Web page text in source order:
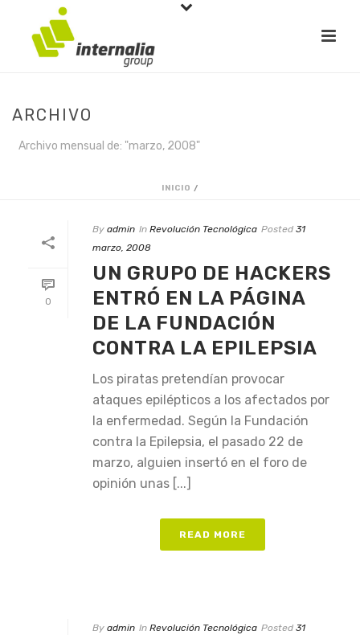
ARCHIVO
Archivo mensual de: "marzo, 2008"
INICIO /
0
By admin In Revolución Tecnológica Posted 31
marzo, 2008
UN GRUPO DE HACKERS
ENTRÓ EN LA PÁGINA
DE LA FUNDACIÓN
CONTRA LA EPILEPSIA
Los piratas pretendían provocar
ataques epilépticos a los afectados por
la enfermedad. Según la Fundación
contra la Epilepsia, el pasado 22 de
marzo, alguien insertó en el foro de
opinión unas [...]
READ MORE
By admin In Revolución Tecnológica Posted 31